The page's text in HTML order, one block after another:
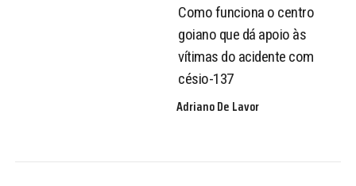
Como funciona o centro
goiano que dá apoio às
vítimas do acidente com
césio-137
Adriano De Lavor